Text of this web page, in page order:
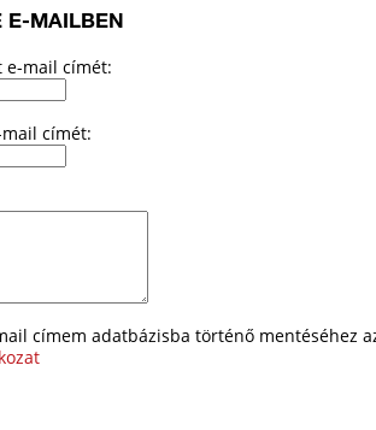
E-MAILBEN
e-mail címét:
címét:
címem adatbázisba történő mentéséhez